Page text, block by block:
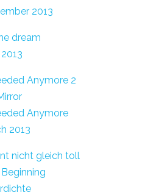
2013
dream
Anymore 2
Anymore
2013
nicht gleich toll